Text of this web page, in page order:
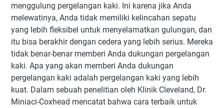
menggulung pergelangan kaki. Ini karena jika Anda
melewatinya, Anda tidak memiliki kelincahan sepatu
yang lebih fleksibel untuk menyelamatkan gulungan, dan
itu bisa berakhir dengan cedera yang lebih serius. Mereka
tidak benar-benar memberi Anda dukungan pergelangan
kaki. Apa yang akan memberi Anda dukungan
pergelangan kaki adalah pergelangan kaki yang lebih
kuat. Dalam sebuah penelitian oleh Klinik Cleveland, Dr.
Miniaci-Coxhead mencatat bahwa cara terbaik untuk